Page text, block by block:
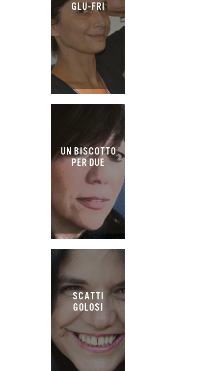
GLU-FRI
UN BISCOTTO
PER DUE
SCATTI
GOLOSI